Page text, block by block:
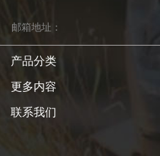
产品分类
更多内容
联系我们